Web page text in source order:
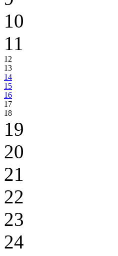
10
11
12
13
14
15
16
17
18
19
20
21
22
23
24